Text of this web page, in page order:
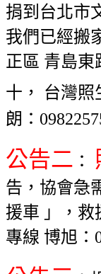
捐到台北市
我們已經搬
正區 青島東
十， 台灣照
朗：
公告二 ：
告，協會急
援車 」，救
專線 博旭：